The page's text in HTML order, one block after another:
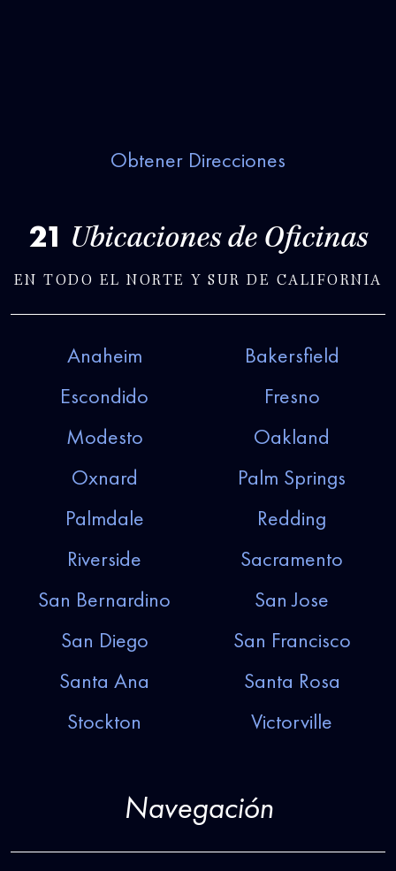
Obtener Direcciones
21 Ubicaciones de Oficinas
EN TODO EL NORTE Y SUR DE CALIFORNIA
Anaheim
Bakersfield
Escondido
Fresno
Modesto
Oakland
Oxnard
Palm Springs
Palmdale
Redding
Riverside
Sacramento
San Bernardino
San Jose
San Diego
San Francisco
Santa Ana
Santa Rosa
Stockton
Victorville
Navegación